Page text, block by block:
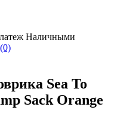
Наличными
Sea To
Sack Orange